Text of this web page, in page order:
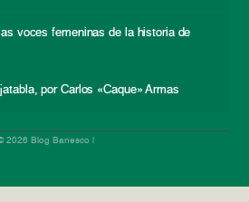
voces femeninas de la historia de
por Carlos «Caque» Armas
2026 Blog Banesco |